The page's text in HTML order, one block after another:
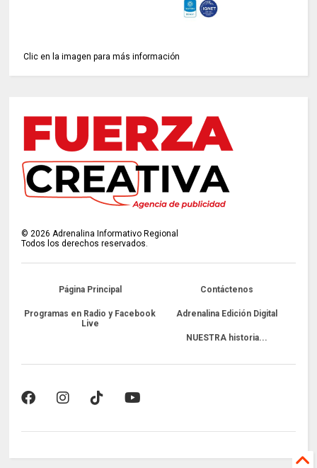
Clic en la imagen para más información
©2026 Adrenalina Informativo Regional
Todos los derechos reservados.
Página Principal Contáctenos
Programas en Radio y Facebook
Live
Adrenalina Edición Digital
NUESTRA historia...